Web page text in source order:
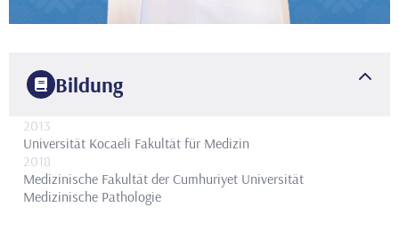
Bildung
2013
Universität Kocaeli Fakultät für Medizin
2018
Medizinische Fakultät der Cumhuriyet Universität
Medizinische Pathologie